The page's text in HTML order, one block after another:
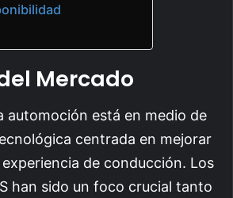
Mercado
automoción está en medio de
centrada en mejorar
de conducción. Los
han sido un foco crucial tanto